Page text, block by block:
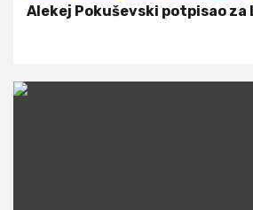
Alekej Pokuševski potpisao